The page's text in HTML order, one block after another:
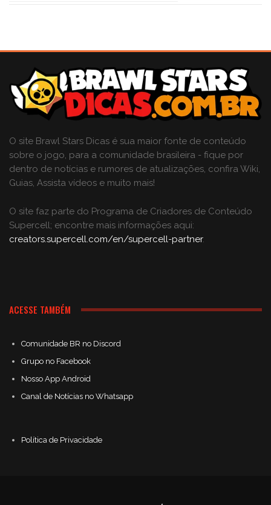
O site Brawl Stars Dicas é sua maior fonte de conteúdo
sobre o jogo, para a comunidade brasileira - fique por
dentro de notícias e rumores de atualizações, confira Wiki,
Guias, Assista vídeos e muito mais!
O site faz parte do Programa de Criadores de Conteúdo
Supercell; encontre mais informações aqui:
creators.supercell.com/en/supercell-partner.
ACESSE TAMBÉM
Comunidade BR no Discord
Grupo no Facebook
Nosso App Android
Canal de Notícias no Whatsapp
Política de Privacidade